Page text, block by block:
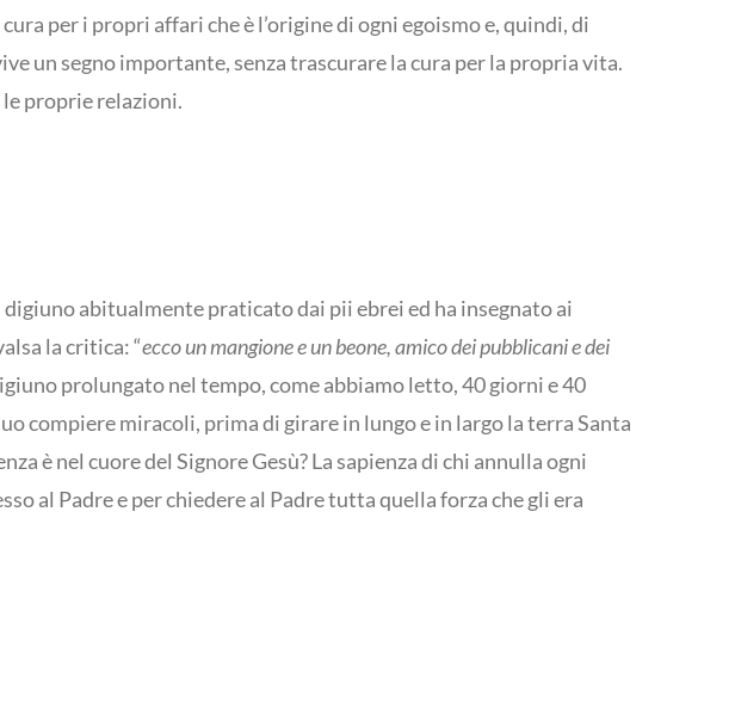
per i propri affari che è l’origine di ogni egoismo e, quindi, di
un segno importante, senza trascurare la cura per la propria vita.
le proprie relazioni.
abitualmente praticato dai pii ebrei ed ha insegnato ai
la critica: “ecco un mangione e un beone, amico dei pubblicani e dei
prolungato nel tempo, come abbiamo letto, 40 giorni e 40
compiere miracoli, prima di girare in lungo e in largo la terra Santa
è nel cuore del Signore Gesù? La sapienza di chi annulla ogni
al Padre e per chiedere al Padre tutta quella forza che gli era